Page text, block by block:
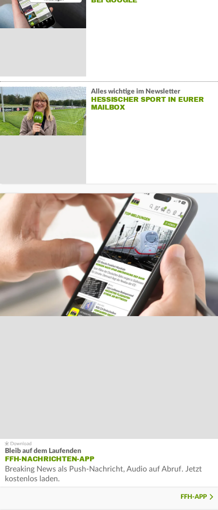
Alles wichtige im Newsletter
HESSISCHER SPORT IN EURER
MAILBOX
Bleib auf dem Laufenden
FFH-NACHRICHTEN-APP
Breaking News als Push-Nachricht, Audio auf Abruf. Jetzt
kostenlos laden.
FFH-APP